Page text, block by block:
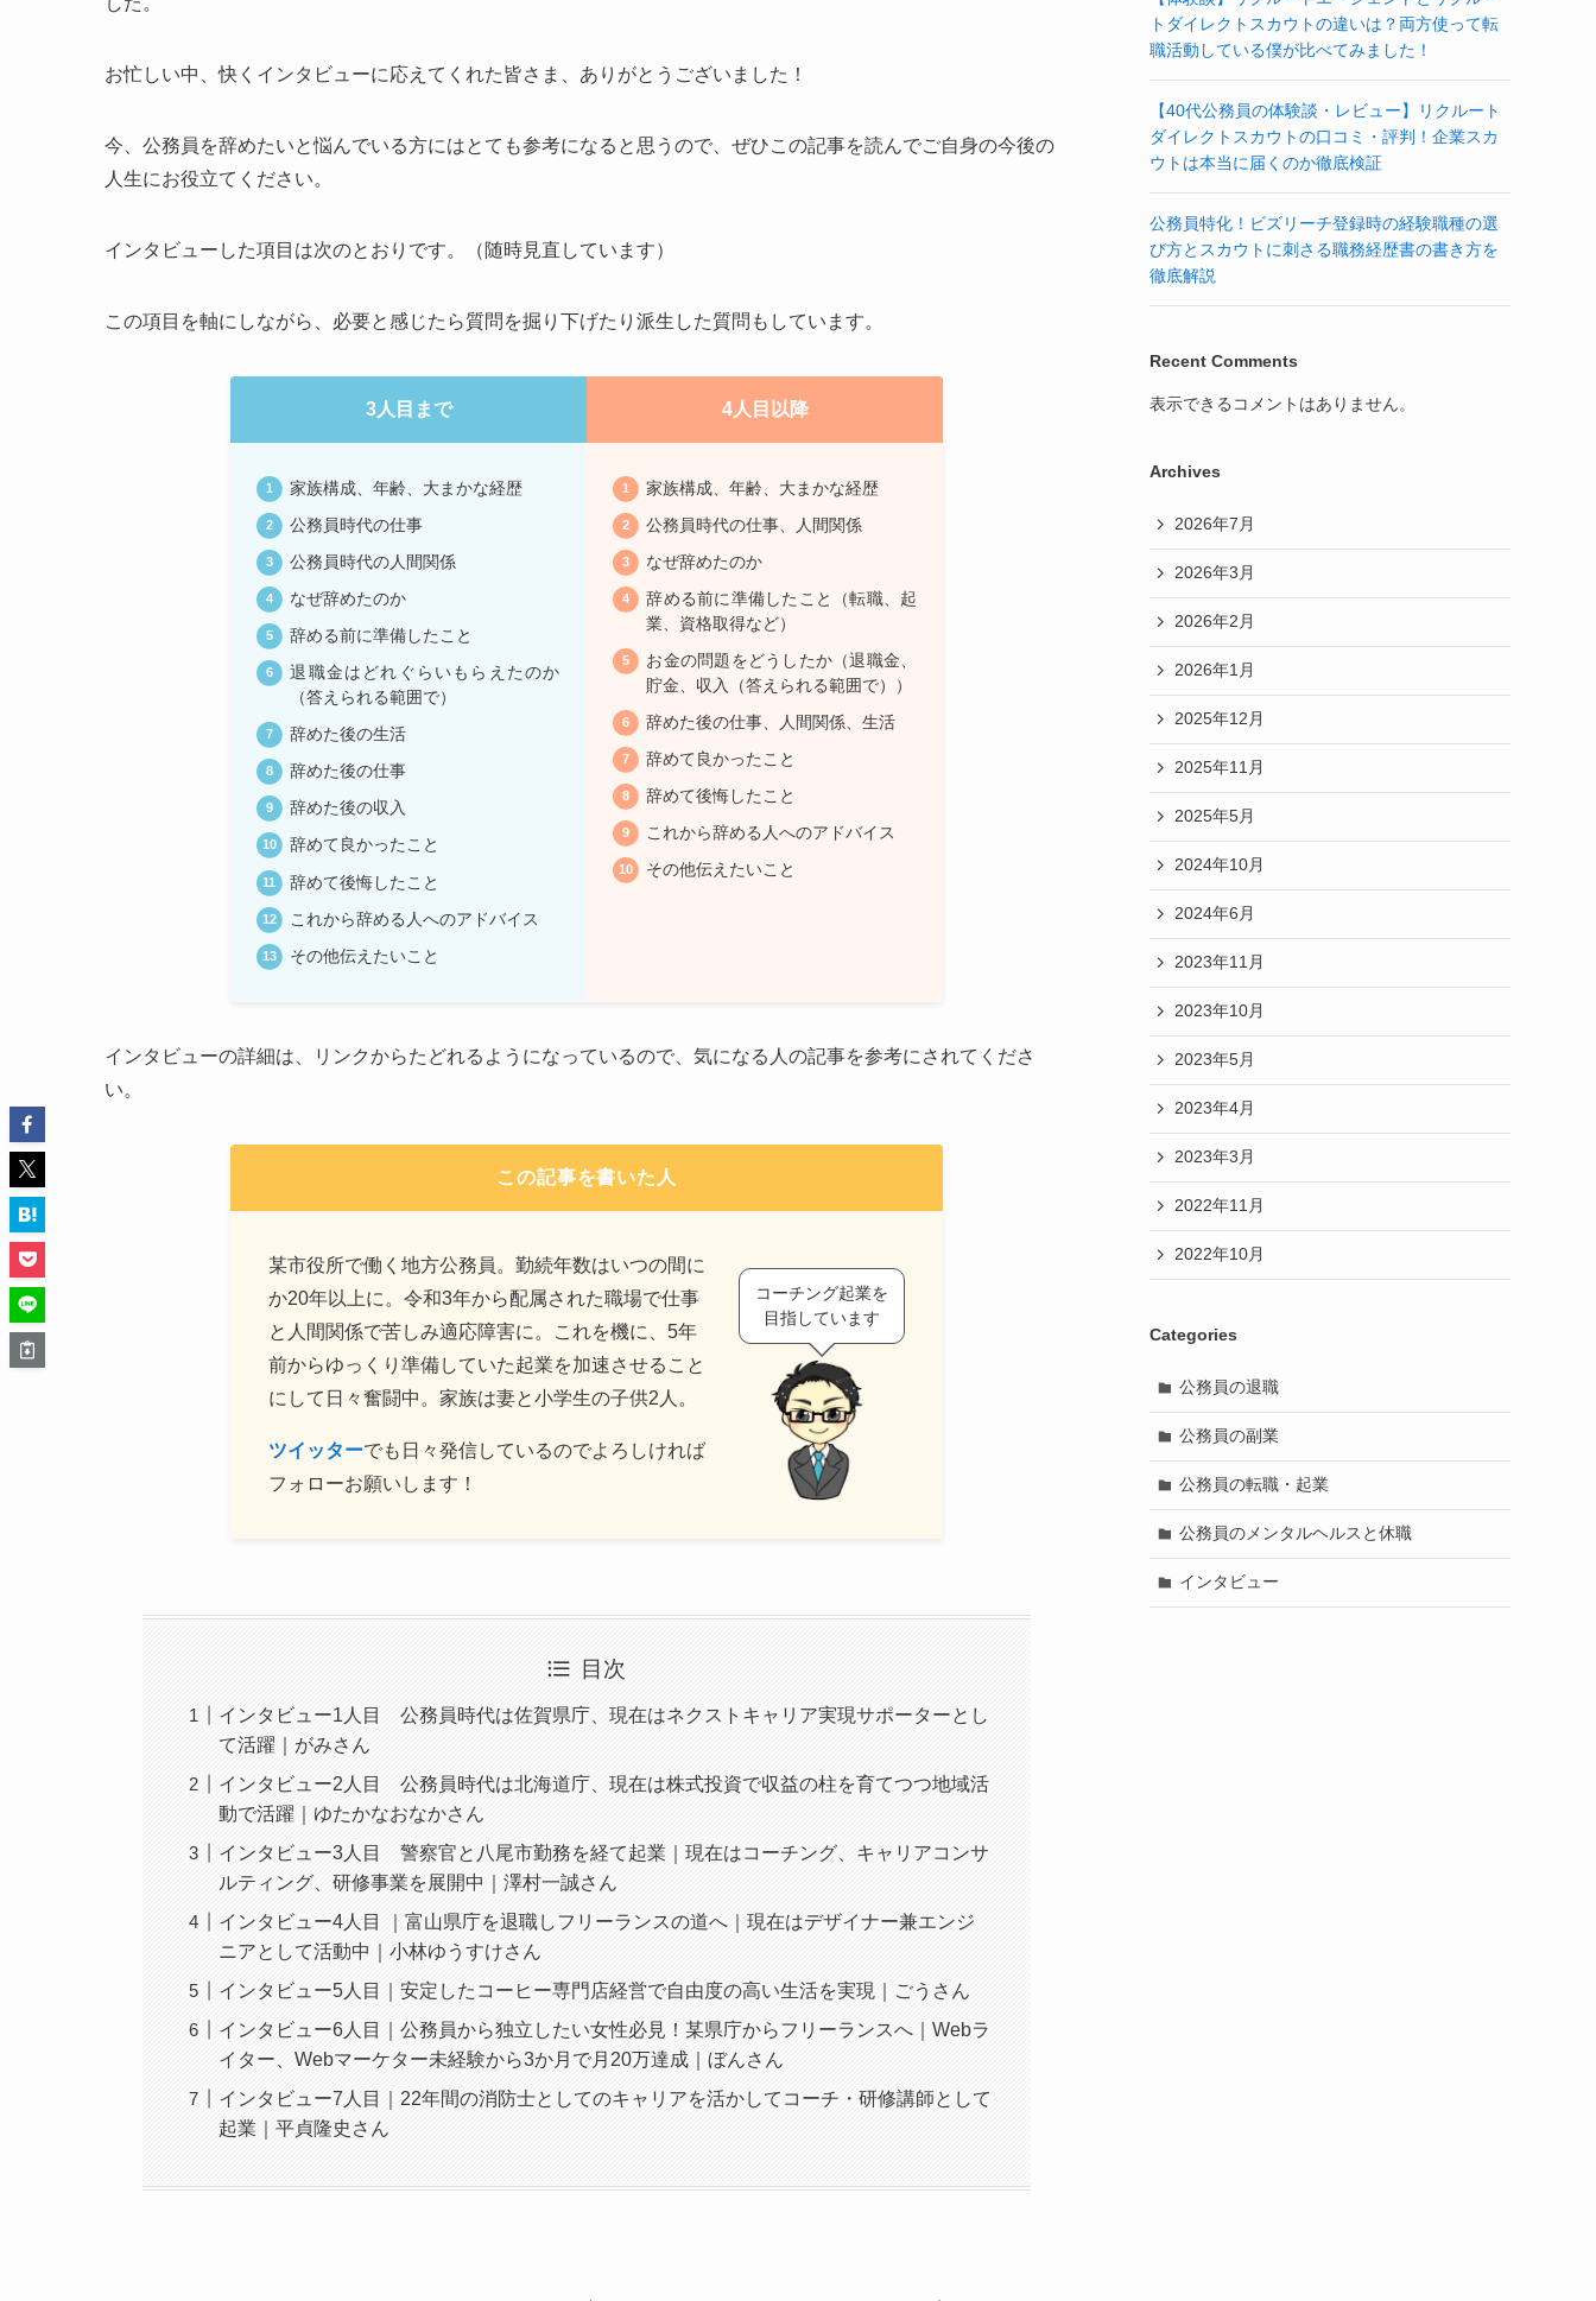
お忙しい中、快くインタビューに応えてくれた皆さま、ありがとうございました！
今、公務員を辞めたいと悩んでいる方にはとても参考になると思うので、ぜひこの記事を読んでご自身の今後の
人生にお役立てください。
インタビューした項目は次のとおりです。（随時見直しています）
この項目を軸にしながら、必要と感じたら質問を掘り下げたり派生した質問もしています。
3人目まで 4人目以降
家族構成、年齢、大まかな経歴
公務員時代の仕事
公務員時代の人間関係
なぜ辞めたのか
辞める前に準備したこと
退職金はどれぐらいもらえたのか
（答えられる範囲で）
辞めた後の生活
辞めた後の仕事
辞めた後の収入
辞めて良かったこと
辞めて後悔したこと
これから辞める人へのアドバイス
その他伝えたいこと
家族構成、年齢、大まかな経歴
公務員時代の仕事、人間関係
なぜ辞めたのか
辞める前に準備したこと（転職、起
業、資格取得など）
お金の問題をどうしたか（退職金、
貯金、収入（答えられる範囲で））
辞めた後の仕事、人間関係、生活
辞めて良かったこと
辞めて後悔したこと
これから辞める人へのアドバイス
その他伝えたいこと
インタビューの詳細は、リンクからたどれるようになっているので、気になる人の記事を参考にされてくださ
い。
この記事を書いた人
某市役所で働く地方公務員。勤続年数はいつの間に
か20年以上に。令和3年から配属された職場で仕事
と人間関係で苦しみ適応障害に。これを機に、5年
前からゆっくり準備していた起業を加速させること
にして日々奮闘中。家族は妻と小学生の子供2人。
ツイッターでも日々発信しているのでよろしければ
フォローお願いします！
コーチング起業を
目指しています
目次
インタビュー1人目 公務員時代は佐賀県庁、現在はネクストキャリア実現サポーターとし
て活躍｜がみさん
インタビュー2人目 公務員時代は北海道庁、現在は株式投資で収益の柱を育てつつ地域活
動で活躍｜ゆたかなおなかさん
インタビュー3人目 警察官と八尾市勤務を経て起業｜現在はコーチング、キャリアコンサ
ルティング、研修事業を展開中｜澤村一誠さん
インタビュー4人目 ｜富山県庁を退職しフリーランスの道へ｜現在はデザイナー兼エンジ
ニアとして活動中｜小林ゆうすけさん
インタビュー5人目｜安定したコーヒー専門店経営で自由度の高い生活を実現｜ごうさん
インタビュー6人目｜公務員から独立したい女性必見！某県庁からフリーランスへ｜Webラ
イター、Webマーケター未経験から3か月で月20万達成｜ぼんさん
インタビュー7人目｜22年間の消防士としてのキャリアを活かしてコーチ・研修講師として
起業｜平貞隆史さん
トダイレクトスカウトの違いは？両方使って転
職活動している僕が比べてみました！
【40代公務員の体験談・レビュー】リクルート
ダイレクトスカウトの口コミ・評判！企業スカ
ウトは本当に届くのか徹底検証
公務員特化！ビズリーチ登録時の経験職種の選
び方とスカウトに刺さる職務経歴書の書き方を
徹底解説
Recent Comments
表示できるコメントはありません。
Archives
2026年7月
2026年3月
2026年2月
2026年1月
2025年12月
2025年11月
2025年5月
2024年10月
2024年6月
2023年11月
2023年10月
2023年5月
2023年4月
2023年3月
2022年11月
2022年10月
Categories
公務員の退職
公務員の副業
公務員の転職・起業
公務員のメンタルヘルスと休職
インタビュー